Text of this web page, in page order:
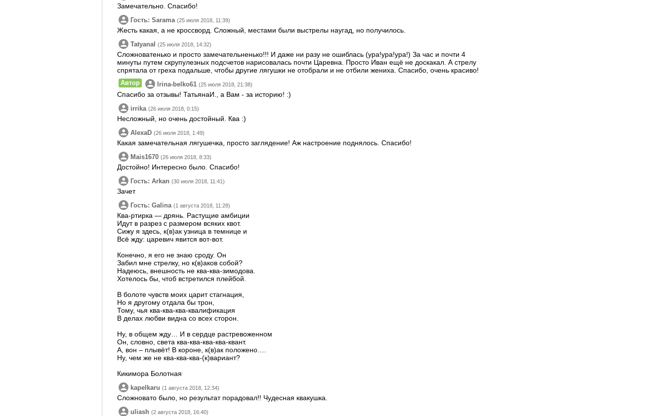
Замечательно. Спасибо!
Гость: Sarama (25 июля 2018, 11:39)
Жесть какая, а не кроссворд. Сложный, местами были выстрелы наугад, но получилось.
TatyanaI (25 июля 2018, 14:32)
Сложноватенько и просто замечательненько!!! И даже ни разу не ошиблась (ура!ура!ура!) За час и почти 4
минуты путем скрупулезных подсчетов нарисовалась почти Царевна. Просто Иван ещё не доскакал. А стрелу
спрятала от греха подальше, чтобы другие лягушки не отобрали и не отбили жениха. Спасибо, очень красиво!
Автор Irina-belko61 (25 июля 2018, 21:38)
Спасибо за отзывы! ТатьянаИ., а Вам - за историю! :)
irrika (26 июля 2018, 0:15)
Несложный, но очень достойный. Ква :)
AlexaD (26 июля 2018, 1:49)
Какая замечательная лягушечка, просто заглядение! Аж настроение поднялось. Спасибо!
Mais1670 (26 июля 2018, 8:33)
Достойно! Интересно было. Спасибо!
Гость: Arkan (30 июля 2018, 11:41)
Зачет
Гость: Galina (1 августа 2018, 11:28)
Ква-ртирка — дрянь. Растущие амбиции
Идут в разрез с размером всяких квот.
Сижу я здесь, к(в)ак узница в темнице и
Всё жду: царевич явится вот-вот.
Конечно, я его не знаю сроду. Он
Забил мне стрелку, но к(в)аков собой?
Надеюсь, внешность не ква-ква-зимодова.
Хотелось бы, чтоб встретился плейбой.
В болоте чувств моих царит стагнация,
Но я другому отдала бы трон,
Тому, чья ква-ква-ква-квалификация
В делах любви видна со всех сторон.
Ну, в общем жду… И в сердце растревоженном
Он, словно, света ква-ква-ква-ква-квант.
А, вон – плывёт! В короне, к(в)ак положено….
Ну, чем же не ква-ква-ква-(к)вариант?
Кикимора Болотная
kapelkaru (1 августа 2018, 12:34)
Сложновато было, но результат порадовал!! Чудесная квакушка.
uliash (2 августа 2018, 16:40)